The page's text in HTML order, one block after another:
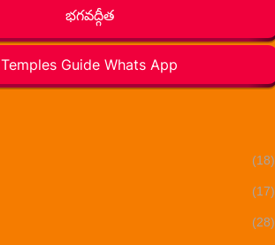
భగవద్గీత
Temples Guide Whats App
(18)
(17)
(28)